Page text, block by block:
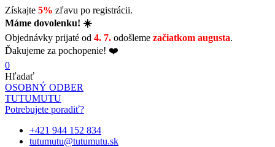
Získajte 5% zľavu po registrácii.
Máme dovolenku! ☀️
Objednávky prijaté od 4. 7. odošleme začiatkom augusta.
Ďakujeme za pochopenie! ❤️
0
Hľadať
OSOBNÝ ODBER
TUTUMUTU
Potrebujete poradiť?
+421 944 152 834
tutumutu@tutumutu.sk